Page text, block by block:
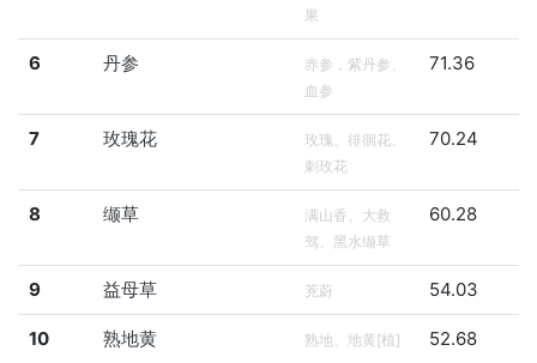
果
6 丹参
赤参，紫丹参、
血参
71.36
7 玫瑰花
玫瑰、徘徊花、
刺玫花
70.24
8 缬草
满山香、大救
驾、黑水缬草
60.28
9 益母草 茺蔚 54.03
10 熟地黄 熟地、地黄[植] 52.68